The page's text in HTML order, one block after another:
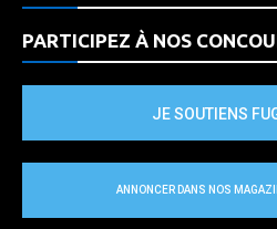
PARTICIPEZ À NOS
JE SOUTIENS
ANNONCER DANS NOS